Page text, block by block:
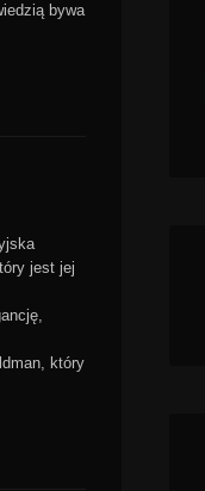
bywa
jest jej
który